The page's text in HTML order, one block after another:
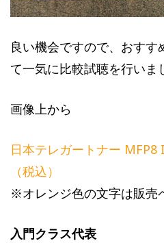
良い機会ですので、おす
て一気に比較試聴を行いま
画像上から
日本テレガートナー MFP8
（税込）
※オレンジ色の文字は販売
入門クラス代表